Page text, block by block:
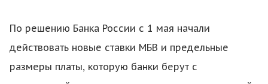
По решению Банка России с 1 мая начали
действовать новые ставки МБВ и предельные
размеры платы, которую банки берут с